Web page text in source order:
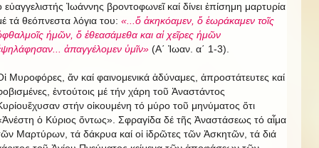
εὐαγγελιστής Ἰωάννης βροντοφωνεῖ καί δίνει ἐπίσημη μαρτυρία
τά θεόπνεστα λόγια του: «...ὅ ἀκηκόαμεν, ὅ ἑωράκαμεν τοῖς
ἡμῶν, ὅ ἐθεασάμεθα και αἱ χεῖρες ἡμῶν
ἀπαγγέλομεν ὑμῖν» (Α΄ Ἰωαν. α΄ 1-3).
Μυροφόρες, ἄν καί φαινομενικά ἀδύναμες, ἀπροστάτευτες καί
ἐντούτοις μέ τήν χάρη τοῦ Ἀναστάντος
στήν οἰκουμένη τό μύρο τοῦ μηνύματος ὅτι
ὁ Κύριος ὄντως». Σφραγίδα δέ τῆς Ἀναστάσεως τό αἷμα
Μαρτύρων, τά δάκρυα καί οἱ ἱδρῶτες τῶν Ἀσκητῶν, τά διά